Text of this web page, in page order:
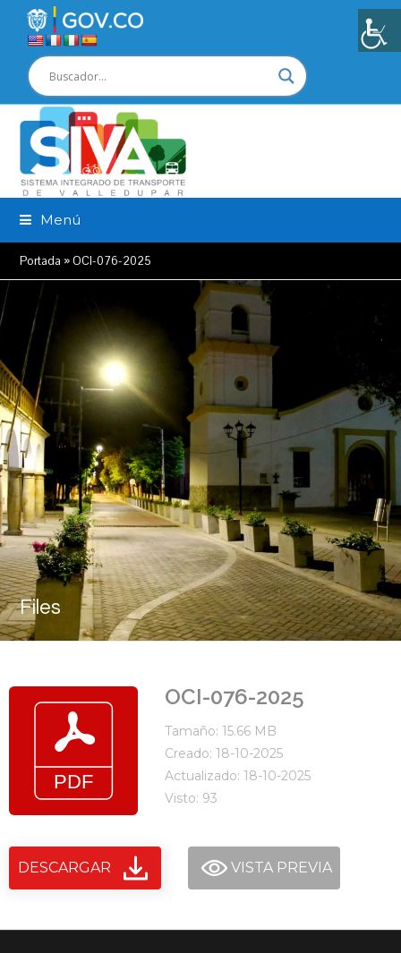
Menú
Portada »OCI-076-2025
Files
OCI-076-2025
Tamaño: 15.66 MB
Creado: 18-10-2025
Actualizado: 18-10-2025
Visto: 93
DESCARGAR VISTA PREVIA